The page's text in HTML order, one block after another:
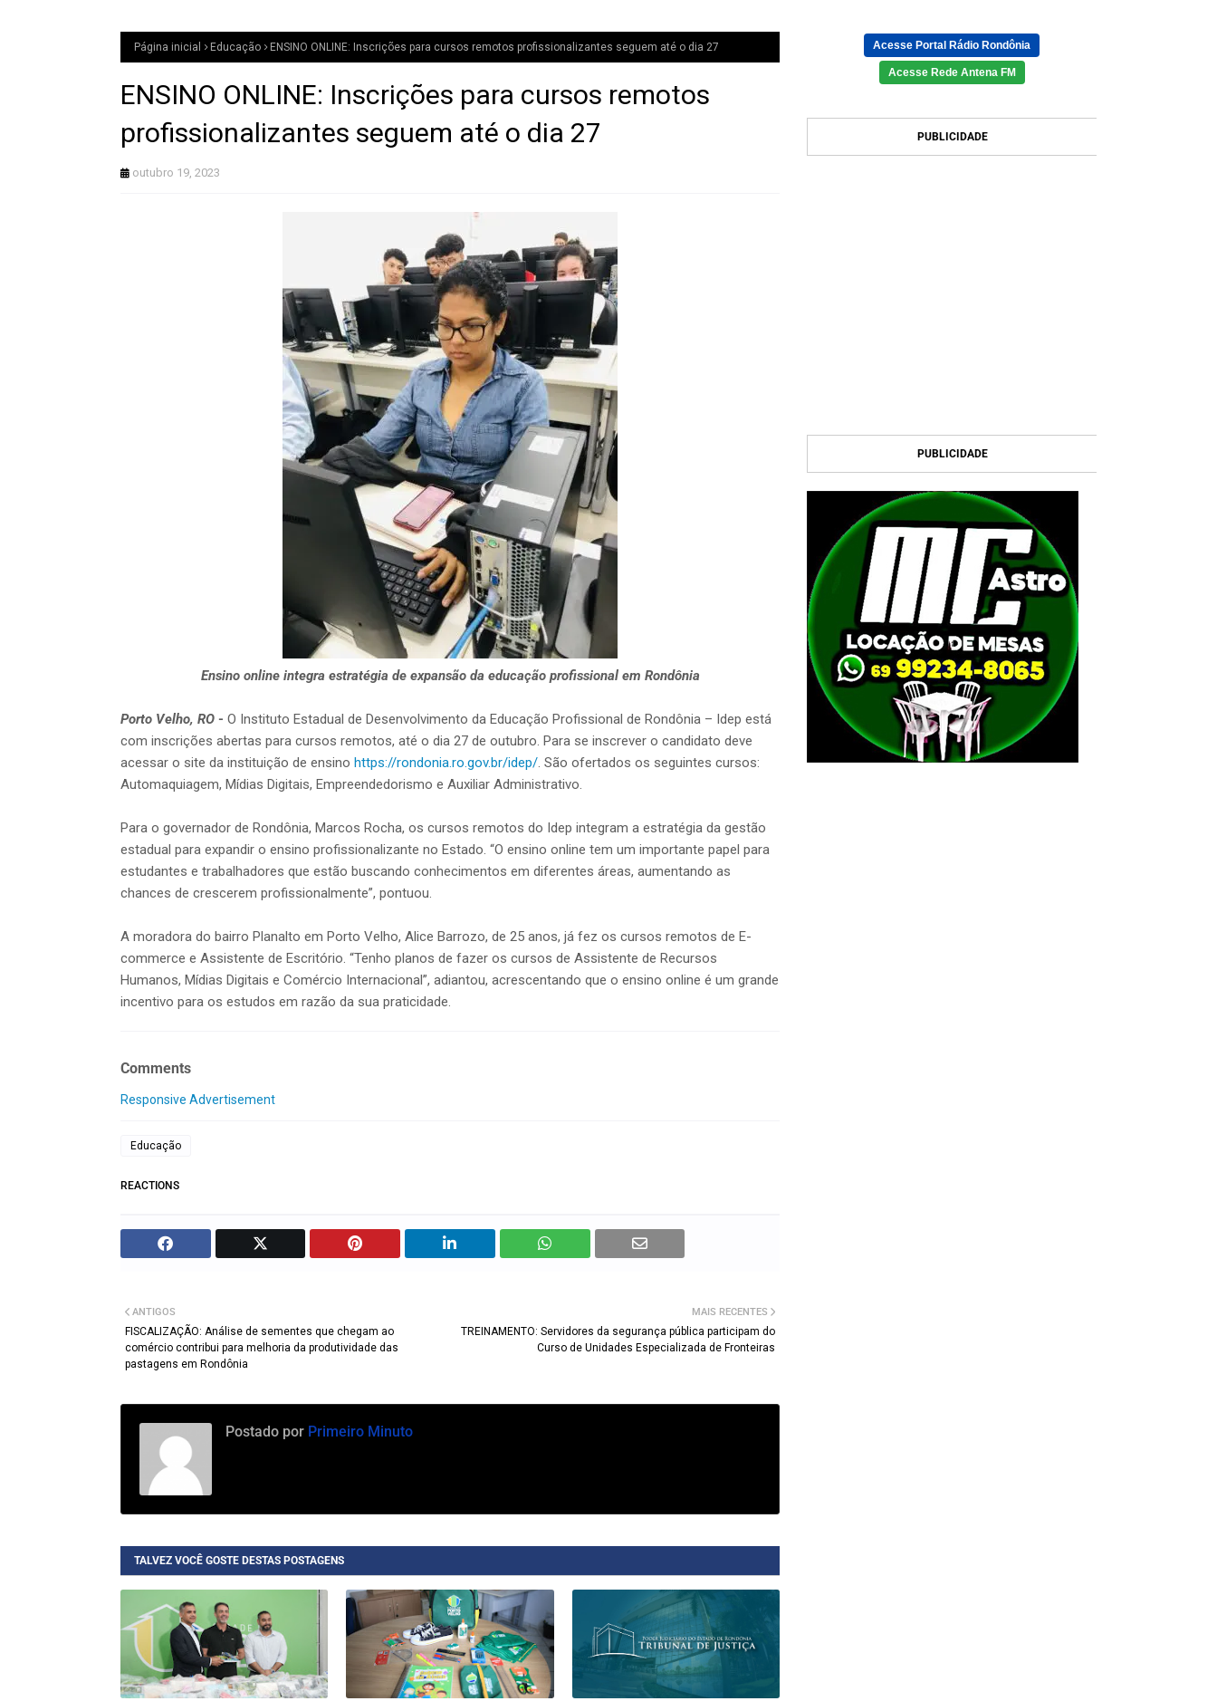
Página inicial Educação ENSINO ONLINE: Inscrições para cursos remotos profissionalizantes seguem até o dia 27
ENSINO ONLINE: Inscrições para cursos remotos
profissionalizantes seguem até o dia 27
outubro 19, 2023
Ensino online integra estratégia de expansão da educação profissional em Rondônia
Porto Velho, RO - O Instituto Estadual de Desenvolvimento da Educação Profissional de Rondônia – Idep está
com inscrições abertas para cursos remotos, até o dia 27 de outubro. Para se inscrever o candidato deve
acessar o site da instituição de ensino https://rondonia.ro.gov.br/idep/. São ofertados os seguintes cursos:
Automaquiagem, Mídias Digitais, Empreendedorismo e Auxiliar Administrativo.
Para o governador de Rondônia, Marcos Rocha, os cursos remotos do Idep integram a estratégia da gestão
estadual para expandir o ensino profissionalizante no Estado. “O ensino online tem um importante papel para
estudantes e trabalhadores que estão buscando conhecimentos em diferentes áreas, aumentando as
chances de crescerem profissionalmente”, pontuou.
A moradora do bairro Planalto em Porto Velho, Alice Barrozo, de 25 anos, já fez os cursos remotos de E-
commerce e Assistente de Escritório. “Tenho planos de fazer os cursos de Assistente de Recursos
Humanos, Mídias Digitais e Comércio Internacional”, adiantou, acrescentando que o ensino online é um grande
incentivo para os estudos em razão da sua praticidade.
Comments
Responsive Advertisement
Educação
REACTIONS
MAIS RECENTES
TREINAMENTO: Servidores da segurança pública participam do
Curso de Unidades Especializada de Fronteiras
ANTIGOS
FISCALIZAÇÃO: Análise de sementes que chegam ao
comércio contribui para melhoria da produtividade das
pastagens em Rondônia
Postado por Primeiro Minuto
TALVEZ VOCÊ GOSTE DESTAS POSTAGENS
Acesse Portal Rádio Rondônia
Acesse Rede Antena FM
PUBLICIDADE
PUBLICIDADE